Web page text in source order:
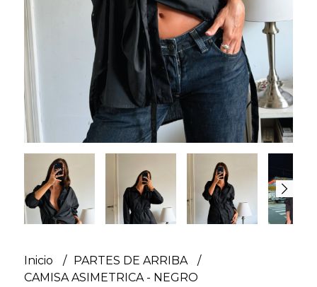
Inicio
PARTES DE ARRIBA
CAMISA ASIMETRICA - NEGRO